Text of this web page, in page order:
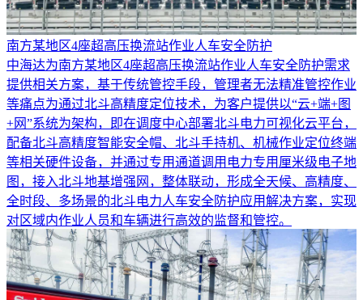
南方某地区4座超高压换流站作业人车安全防护
中海达为南方某地区4座超高压换流站作业人车安全防护需求
提供相关方案，基于传统管控手段，管理者无法精准管控作业
等痛点为通过北斗高精度定位技术，为客户提供以“云+端+图
+网”系统为架构，即在调度中心部署北斗电力可视化云平台，
配备北斗高精度智能安全帽、北斗手持机、机械作业定位终端
等相关硬件设备，并通过专用通道调用电力专用厘米级电子地
图，接入北斗地基增强网，整体联动，形成全天候、高精度、
全时段、多场景的北斗电力人车安全防护应用解决方案，实现
对区域内作业人员和车辆进行高效的监督和管控。